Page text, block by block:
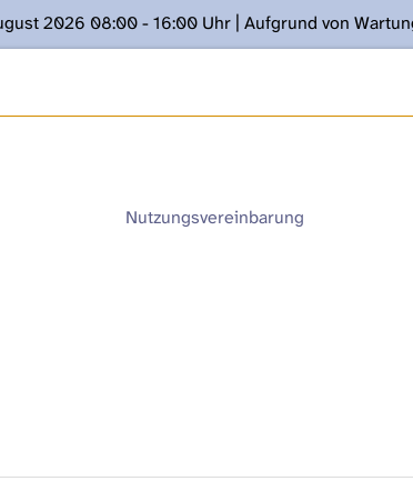
2026 08:00 - 16:00 Uhr | Aufgrund von
Kontakt: www.podcast.unibe.ch
Nutzungsvereinbarung